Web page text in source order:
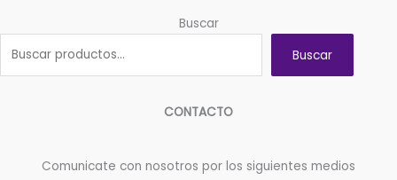
Buscar
Buscar
CONTACTO
Comunicate con nosotros por los siguientes medios